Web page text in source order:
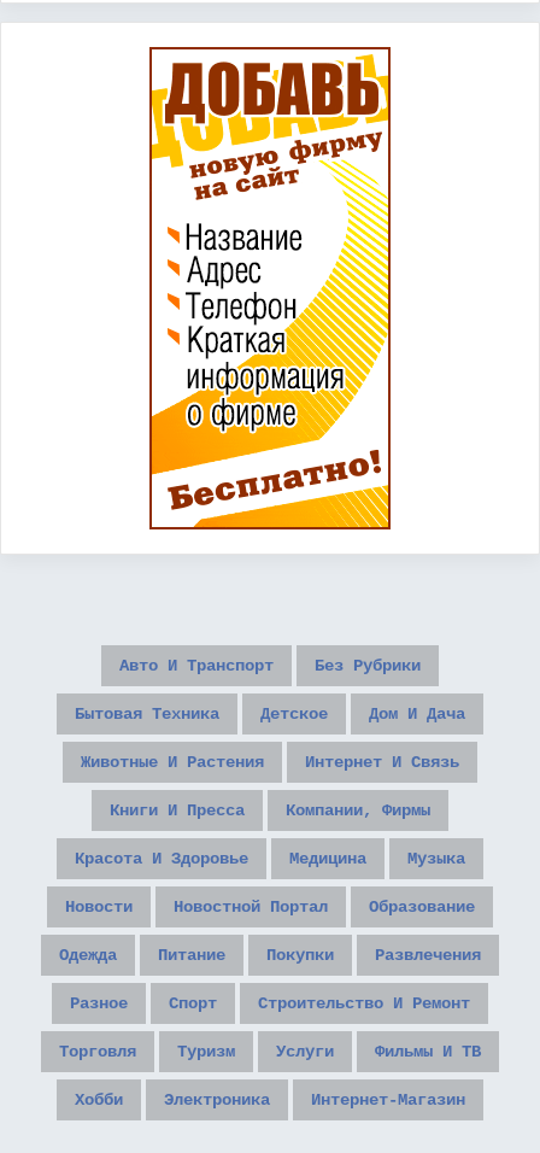
Авто И Транспорт Без Рубрики
Бытовая Техника Детское Дом И Дача
Животные И Растения Интернет И Связь
Книги И Пресса Компании, Фирмы
Красота И Здоровье Медицина Музыка
Новости Новостной Портал Образование
Одежда Питание Покупки Развлечения
Разное Спорт Строительство И Ремонт
Торговля Туризм Услуги Фильмы И ТВ
Хобби Электроника Интернет-Магазин